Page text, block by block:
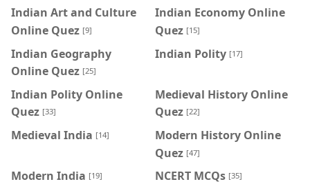
Indian Art and Culture
Online Quez [9]
Indian Economy Online
Quez [15]
Indian Geography
Online Quez [25]
Indian Polity [17]
Indian Polity Online
Quez [33]
Medieval History Online
Quez [22]
Medieval India [14]
Modern History Online
Quez [47]
Modern India [19] NCERT MCQs [35]